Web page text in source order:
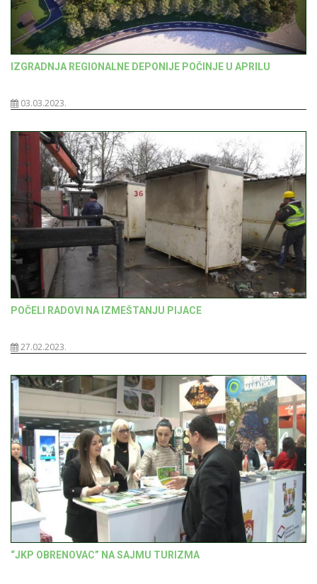
IZGRADNJA REGIONALNE DEPONIJE POČINJE U APRILU
03.03.2023.
POČELI RADOVI NA IZMEŠTANJU PIJACE
27.02.2023.
“JKP OBRENOVAC” NA SAJMU TURIZMA